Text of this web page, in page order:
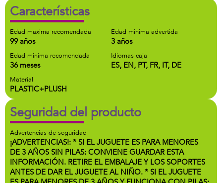
Características
Edad maxima recomendada
99 años
Edad minima advertida
3 años
Edad minima recomendada
36 meses
Idiomas caja
ES, EN, PT, FR, IT, DE
Material
PLASTIC+PLUSH
Seguridad del producto
Advertencias de seguridad
¡ADVERTENCIAS!: * SI EL JUGUETE ES PARA MENORES
DE 3 AÑOS SIN PILAS: CONVIENE GUARDAR ESTA
INFORMACIÓN. RETIRE EL EMBALAJE Y LOS SOPORTES
ANTES DE DAR EL JUGUETE AL NIÑO. * SI EL JUGUETE